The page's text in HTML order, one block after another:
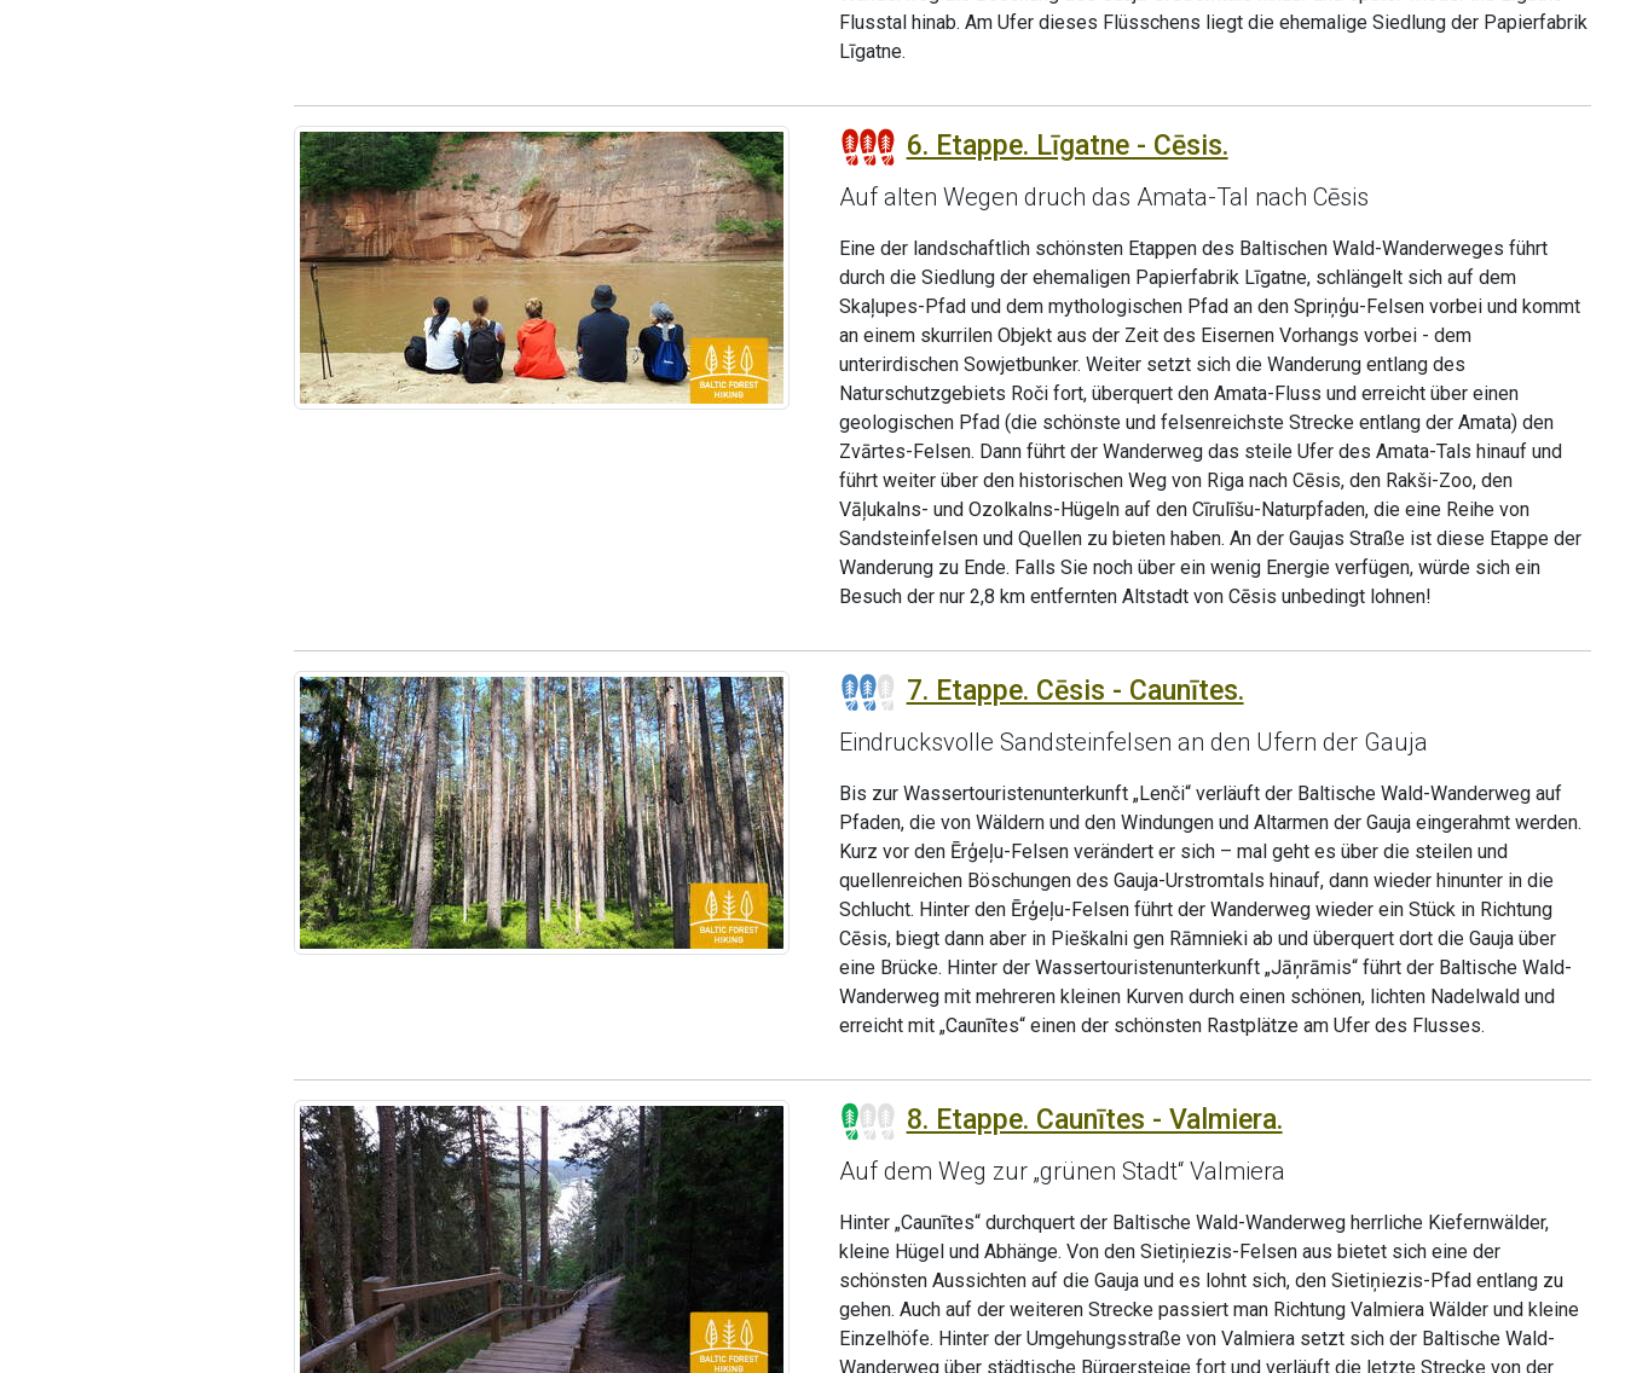
Flusstal hinab. Am Ufer dieses Flüsschens liegt die ehemalige Siedlung der Papierfabrik
Līgatne.
6. Etappe. Līgatne - Cēsis.
Auf alten Wegen druch das Amata-Tal nach Cēsis
Eine der landschaftlich schönsten Etappen des Baltischen Wald-Wanderweges führt
durch die Siedlung der ehemaligen Papierfabrik Līgatne, schlängelt sich auf dem
Skaļupes-Pfad und dem mythologischen Pfad an den Spriņģu-Felsen vorbei und kommt
an einem skurrilen Objekt aus der Zeit des Eisernen Vorhangs vorbei - dem
unterirdischen Sowjetbunker. Weiter setzt sich die Wanderung entlang des
Naturschutzgebiets Roči fort, überquert den Amata-Fluss und erreicht über einen
geologischen Pfad (die schönste und felsenreichste Strecke entlang der Amata) den
Zvārtes-Felsen. Dann führt der Wanderweg das steile Ufer des Amata-Tals hinauf und
führt weiter über den historischen Weg von Riga nach Cēsis, den Rakši-Zoo, den
Vāļukalns- und Ozolkalns-Hügeln auf den Cīrulīšu-Naturpfaden, die eine Reihe von
Sandsteinfelsen und Quellen zu bieten haben. An der Gaujas Straße ist diese Etappe der
Wanderung zu Ende. Falls Sie noch über ein wenig Energie verfügen, würde sich ein
Besuch der nur 2,8 km entfernten Altstadt von Cēsis unbedingt lohnen!
7. Etappe. Cēsis - Caunītes.
Eindrucksvolle Sandsteinfelsen an den Ufern der Gauja
Bis zur Wassertouristenunterkunft „Lenči“ verläuft der Baltische Wald-Wanderweg auf
Pfaden, die von Wäldern und den Windungen und Altarmen der Gauja eingerahmt werden.
Kurz vor den Ērģeļu-Felsen verändert er sich – mal geht es über die steilen und
quellenreichen Böschungen des Gauja-Urstromtals hinauf, dann wieder hinunter in die
Schlucht. Hinter den Ērģeļu-Felsen führt der Wanderweg wieder ein Stück in Richtung
Cēsis, biegt dann aber in Pieškalni gen Rāmnieki ab und überquert dort die Gauja über
eine Brücke. Hinter der Wassertouristenunterkunft „Jāņrāmis“ führt der Baltische Wald-
Wanderweg mit mehreren kleinen Kurven durch einen schönen, lichten Nadelwald und
erreicht mit „Caunītes“ einen der schönsten Rastplätze am Ufer des Flusses.
8. Etappe. Caunītes - Valmiera.
Auf dem Weg zur „grünen Stadt“ Valmiera
Hinter „Caunītes“ durchquert der Baltische Wald-Wanderweg herrliche Kiefernwälder,
kleine Hügel und Abhänge. Von den Sietiņiezis-Felsen aus bietet sich eine der
schönsten Aussichten auf die Gauja und es lohnt sich, den Sietiņiezis-Pfad entlang zu
gehen. Auch auf der weiteren Strecke passiert man Richtung Valmiera Wälder und kleine
Einzelhöfe. Hinter der Umgehungsstraße von Valmiera setzt sich der Baltische Wald-
Wanderweg über städtische Bürgersteige fort und verläuft die letzte Strecke von der